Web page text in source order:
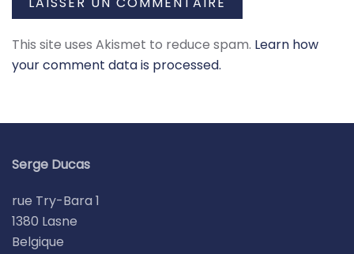
This site uses Akismet to reduce spam. Learn how
your comment data is processed.
Serge Ducas
rue Try-Bara 1
1380 Lasne
Belgique